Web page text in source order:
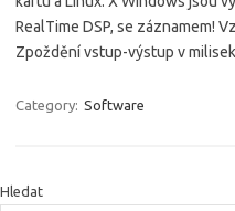
RealTime DSP, se záznamem!
Zpoždění vstup-výstup v
Category: Software
Hledat